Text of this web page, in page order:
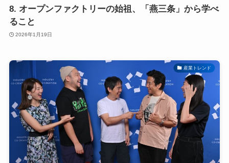
8. オープンファクトリーの始祖、「燕三条」から学べ
ること
2026年1月19日
産業トレンド